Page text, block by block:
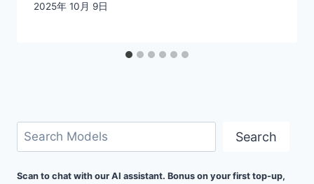
2025年 10月 9日
搜
索
Search
Scan to chat with our AI assistant. Bonus on your first top-up,